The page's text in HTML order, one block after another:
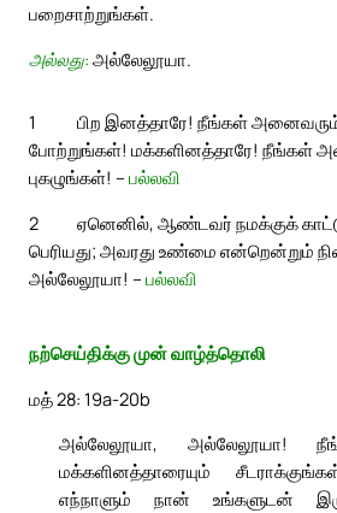
பறைசாற்றுங்கள்.
அல்லது: அல்லேலூயா.
1
பிற இனத்தாரே! நீங்கள்
போற்றுங்கள்! மக்களினத்தாரே! நீங்கள்
புகழுங்கள்! – பல்லவி
2
ஏனெனில், ஆண்டவர் நமக்குக்
பெரியது; அவரது உண்மை என்றென்றும்
அல்லேலூயா! – பல்லவி
நற்செய்திக்கு முன் வாழ்த்தொலி
மத் 28: 19a-20b
அல்லேலூயா, அல்லேலூயா!
மக்களினத்தாரையும்
எந்நாளும் நான் உங்களுடன்